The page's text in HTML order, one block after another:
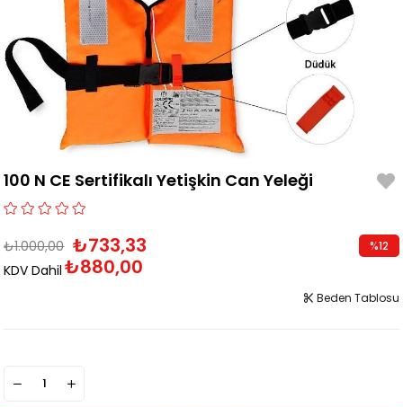
100 N CE Sertifikalı Yetişkin Can Yeleği
₺1.000,00 ₺733,33
KDV Dahil ₺880,00
%12
Beden Tablosu